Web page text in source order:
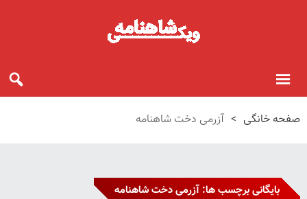
صفحه خانگی > آزرمی دخت شاهنامه
بایگانی برچسب ها: آزرمی دخت شاهنامه